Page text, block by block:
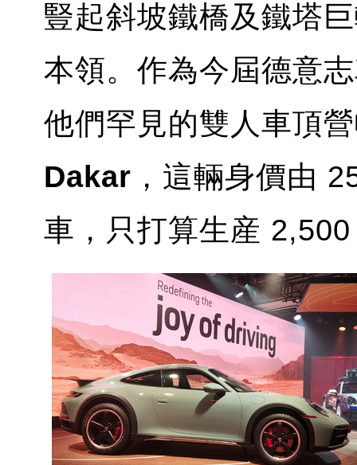
豎起斜坡鐵橋及鐵塔
本領。作為今屆德意
他們罕見的雙人車頂
Dakar ，這輛身價由
車，只打算生産